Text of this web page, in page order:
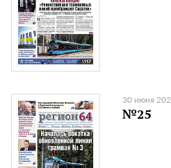
30 июня
№25